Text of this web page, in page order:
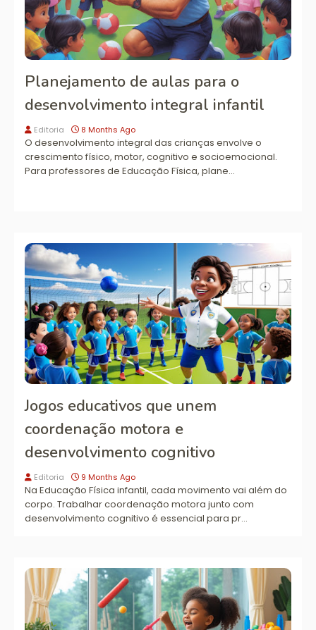
Planejamento de aulas para o
desenvolvimento integral infantil
Editoria 8 Months Ago
O desenvolvimento integral das crianças envolve o
crescimento físico, motor, cognitivo e socioemocional.
Para professores de Educação Física, plane…
Jogos educativos que unem
coordenação motora e
desenvolvimento cognitivo
Editoria 9 Months Ago
Na Educação Física infantil, cada movimento vai além do
corpo. Trabalhar coordenação motora junto com
desenvolvimento cognitivo é essencial para pr…